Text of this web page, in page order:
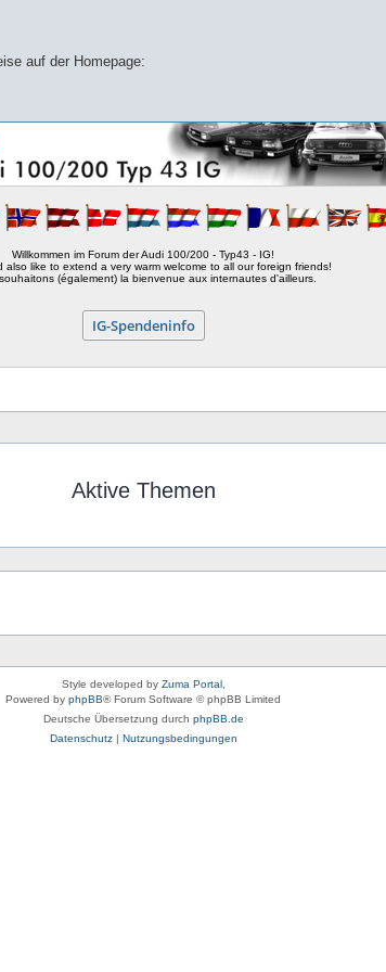
auf der Homepage:
Willkommen im Forum der Audi 100/200 - Typ43 - IG!
also like to extend a very warm welcome to all our foreign friends!
(également) la bienvenue aux internautes d'ailleurs.
IG-Spendeninfo
Aktive Themen
Style developed by Zuma Portal,
Powered by phpBB® Forum Software © phpBB Limited
Deutsche Übersetzung durch phpBB.de
Datenschutz| Nutzungsbedingungen